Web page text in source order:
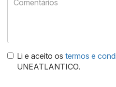
Li e aceito os termos e
UNEATLANTICO.